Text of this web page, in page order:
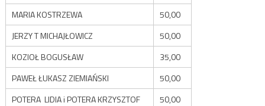
MARIA KOSTRZEWA
50,00
JERZY T MICHAJŁOWICZ
50,00
KOZIOŁ BOGUSŁAW
35,00
PAWEŁ ŁUKASZ ZIEMIAŃSKI
50,00
POTERA LIDIA i POTERA KRZYSZTOF
50,00